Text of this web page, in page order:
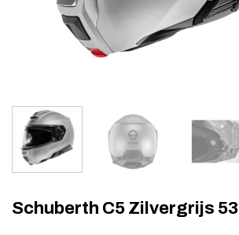
Schuberth C5 Zilvergrijs 53